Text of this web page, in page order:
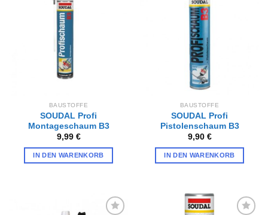
BAUSTOFFE
SOUDAL Profi
Montageschaum B3
9,99 €
IN DEN WARENKORB
BAUSTOFFE
SOUDAL Profi
Pistolenschaum B3
9,90 €
IN DEN WARENKORB